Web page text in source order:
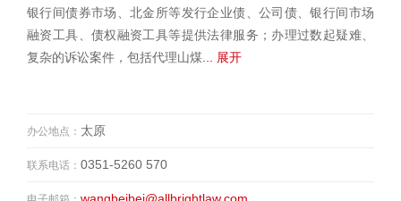
银行间债券市场、北金所等发行企业债、公司债、银行间市场
融资工具、债权融资工具等提供法律服务；办理过数起疑难、
复杂的诉讼案件，包括代理山煤 ... 展开
办公地点： 太原
联系电话： 0351-5260 570